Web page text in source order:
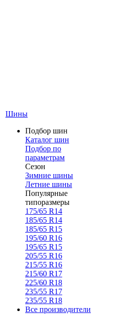
Шины
Подбор шин
Каталог шин
Подбор по
параметрам
Сезон
Зимние шины
Летние шины
Популярные
типоразмеры
175/65 R14
185/65 R14
185/65 R15
195/60 R16
195/65 R15
205/55 R16
215/55 R16
215/60 R17
225/60 R18
235/55 R17
235/55 R18
Все производители